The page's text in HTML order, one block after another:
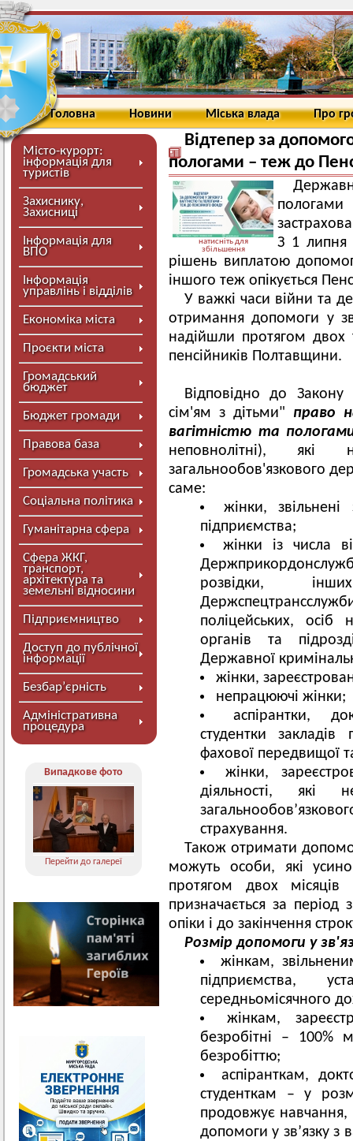
Головна Новини Міська влада Про
Місто-курорт:
інформація для
туристів
Захиснику,
Захисниці
Інформація для
ВПО
Інформація
управлінь і відділів
Економіка міста
Проєкти міста
Громадський
бюджет
Бюджет громади
Правова база
Громадська участь
Соціальна політика
Гуманітарна сфера
Сфера ЖКГ,
транспорт,
архітектура та
земельні відносини
Підприємництво
Доступ до публічної
інформації
Безбар’єрність
Адміністративна
процедура
Випадкове фото
Перейти до галереї
Відтепер за
пологами – теж до
натисніть для
збільшення
З 1 липня
рішень виплатою
іншого теж опікується
У важкі часи війни та
отримання допомоги у
надійшли протягом
пенсійників Полтавщини.
Відповідно до
сім'ям з дітьми" право
вагітністю та
неповнолітні),
загальнообов'язкового
саме:
жінки,
підприємства;
жінки із числа
розвідки,
поліцейських, осіб
органів та
Державної
жінки,
непрацюючі жінки;
аспірантки,
студентки закладів
фахової передвищої
жінки,
діяльності, які
страхування.
Також отримати
можуть особи, які
протягом двох
призначається за
опіки і до закінчення
Розмір допомоги у
жінкам,
підприємства,
середньомісячного
жінкам,
безробітні – 100%
безробіттю;
аспіранткам,
студенткам – у
продовжує навчання,
допомоги у зв’язку з